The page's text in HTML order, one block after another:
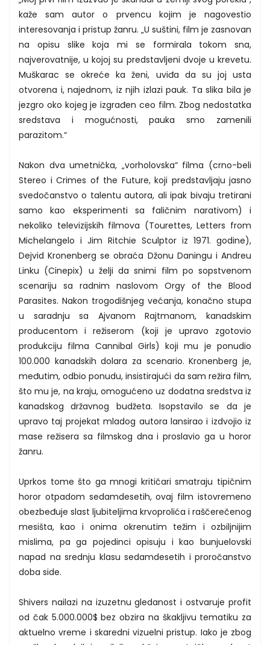
kaže sam autor o prvencu kojim je nagovestio
interesovanja i pristup žanru. „U suštini, film je zasnovan
na opisu slike koja mi se formirala tokom sna,
najverovatnije, u kojoj su predstavljeni dvoje u krevetu.
Muškarac se okreće ka ženi, uviđa da su joj usta
otvorena i, najednom, iz njih izlazi pauk. Ta slika bila je
jezgro oko kojeg je izgrađen ceo film. Zbog nedostatka
sredstava i mogućnosti, pauka smo zamenili
parazitom.“
Nakon dva umetnička, „vorholovska“ filma (crno-beli
Stereo i Crimes of the Future, koji predstavljaju jasno
svedočanstvo o talentu autora, ali ipak bivaju tretirani
samo kao eksperimenti sa faličnim narativom) i
nekoliko televizijskih filmova (Tourettes, Letters from
Michelangelo i Jim Ritchie Sculptor iz 1971. godine),
Dejvid Kronenberg se obraća Džonu Daningu i Andreu
Linku (Cinepix) u želji da snimi film po sopstvenom
scenariju sa radnim naslovom Orgy of the Blood
Parasites. Nakon trogodišnjeg većanja, konačno stupa
u saradnju sa Ajvanom Rajtmanom, kanadskim
producentom i režiserom (koji je upravo zgotovio
produkciju filma Cannibal Girls) koji mu je ponudio
100.000 kanadskih dolara za scenario. Kronenberg je,
međutim, odbio ponudu, insistirajući da sam režira film,
što mu je, na kraju, omogućeno uz dodatna sredstva iz
kanadskog državnog budžeta. Isopstavilo se da je
upravo taj projekat mladog autora lansirao i izdvojio iz
mase režisera sa filmskog dna i proslavio ga u horor
žanru.
Uprkos tome što ga mnogi kritičari smatraju tipičnim
horor otpadom sedamdesetih, ovaj film istovremeno
obezbeđuje slast ljubiteljima krvoprolića i raščerečenog
mesišta, kao i onima okrenutim težim i ozbiljnijim
mislima, pa ga pojedinci opisuju i kao bunjuelovski
napad na srednju klasu sedamdesetih i proročanstvo
doba side.
Shivers nailazi na izuzetnu gledanost i ostvaruje profit
od čak 5.000.000$ bez obzira na škakljivu tematiku za
aktuelno vreme i skaredni vizuelni pristup. Iako je zbog